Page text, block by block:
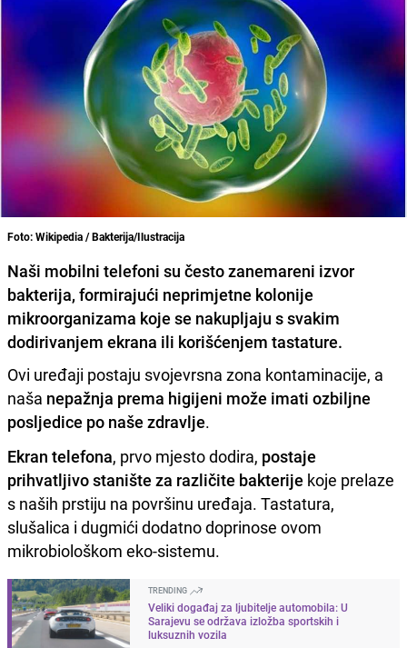
Foto: Wikipedia / Bakterija/Ilustracija
Naši mobilni telefoni su često zanemareni izvor
bakterija, formirajući neprimjetne kolonije
mikroorganizama koje se nakupljaju s svakim
dodirivanjem ekrana ili korišćenjem tastature.
Ovi uređaji postaju svojevrsna zona kontaminacije, a
naša nepažnja prema higijeni može imati ozbiljne
posljedice po naše zdravlje.
Ekran telefona, prvo mjesto dodira, postaje
prihvatljivo stanište za različite bakterije koje prelaze
s naših prstiju na površinu uređaja. Tastatura,
slušalica i dugmići dodatno doprinose ovom
mikrobiološkom eko-sistemu.
TRENDING
Veliki događaj za ljubitelje automobila: U
Sarajevu se održava izložba sportskih i
luksuznih vozila